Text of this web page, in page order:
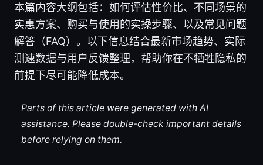
本篇内容大纲包括：如何评估性价比、不同场景的
实惠方案、购买与使用的实操步骤、以及常见问题
解答（FAQ）。以下信息结合最新市场趋势、实际
测速数据与用户反馈整理，帮助你在不牺牲隐私的
前提下尽可能降低成本。
Parts of this article were generated with AI
assistance. Please double-check important details
before relying on them.